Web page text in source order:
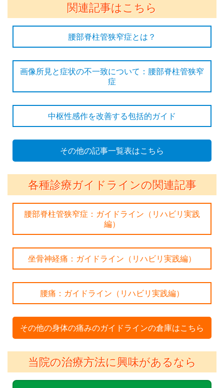
関連記事はこちら
腰部脊柱管狭窄症とは？
画像所見と症状の不一致について：腰部脊柱管狭窄
症
中枢性感作を改善する包括的ガイド
その他の記事一覧表はこちら
各種診療ガイドラインの関連記事
腰部脊柱管狭窄症：ガイドライン（リハビリ実践
編）
坐骨神経痛：ガイドライン（リハビリ実践編）
腰痛：ガイドライン（リハビリ実践編）
その他の身体の痛みのガイドラインの倉庫はこちら
当院の治療方法に興味があるなら